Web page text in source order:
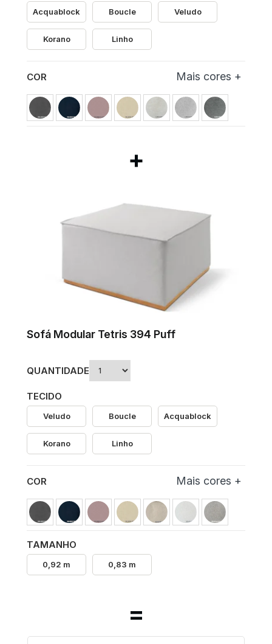
Acquablock Boucle Veludo
Korano Linho
COR
Sofá Modular Tetris 394 Puff
QUANTIDADE
TECIDO
Veludo Boucle Acquablock
Korano Linho
COR
TAMANHO
0,92 m 0,83 m